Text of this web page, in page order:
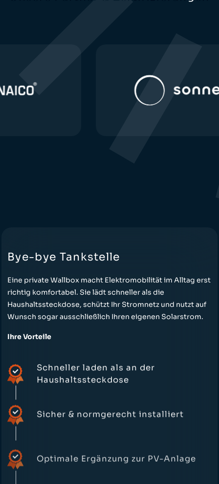
Bye-bye Tankstelle
Eine private Wallbox macht Elektromobilität im Alltag erst
richtig komfortabel. Sie lädt schneller als die
Haushaltssteckdose, schützt Ihr Stromnetz und nutzt auf
Wunsch sogar ausschließlich Ihren eigenen Solarstrom.
Ihre Vorteile
Schneller laden als an der
Haushaltssteckdose